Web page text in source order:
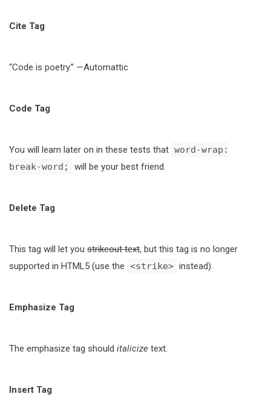
Cite Tag
“Code is poetry.” —Automattic
Code Tag
You will learn later on in these tests that word-wrap:
break-word;
will be your best friend.
Delete Tag
This tag will let you strikeout text, but this tag is no longer
supported in HTML5 (use the <strike> instead).
Emphasize Tag
The emphasize tag should italicize text.
Insert Tag